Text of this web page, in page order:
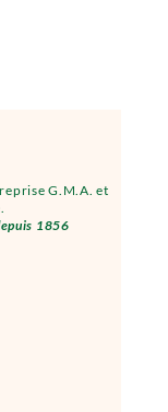
G.M.A. et
1856